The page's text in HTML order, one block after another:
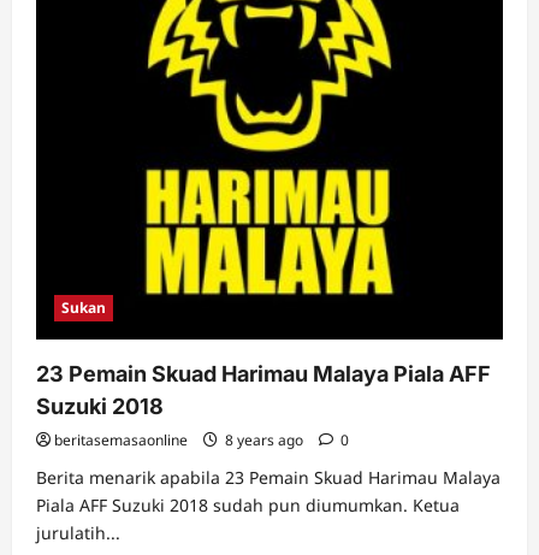
Sukan
23 Pemain Skuad Harimau Malaya Piala AFF
Suzuki 2018
beritasemasaonline 8 years ago 0
Berita menarik apabila 23 Pemain Skuad Harimau Malaya
Piala AFF Suzuki 2018 sudah pun diumumkan. Ketua
jurulatih...